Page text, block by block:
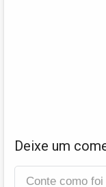
Deixe um